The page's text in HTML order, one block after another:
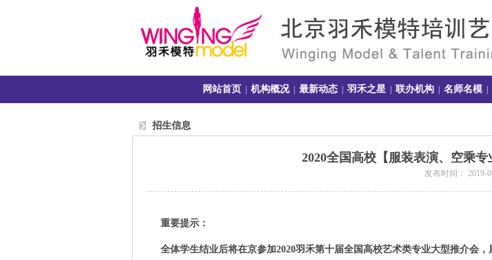
网站首页 机构概况| 最新动态 羽禾之星 联办机构 名师名模
招生信息
2020全国高校【服装表演、空乘
发布时间： 2019-
重要提示：
全体学生结业后将在京参加2020羽禾第十届全国高校艺术类专业大型推介会，